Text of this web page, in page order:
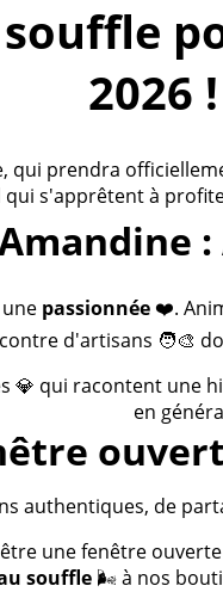
2026
qui prendra
qui s'apprêtent à
passionnée❤️.
d'artisans 🧑‍🎨
💎 qui racontent une
en
authentiques, de
une fenêtre
souffle🌬️ à nos